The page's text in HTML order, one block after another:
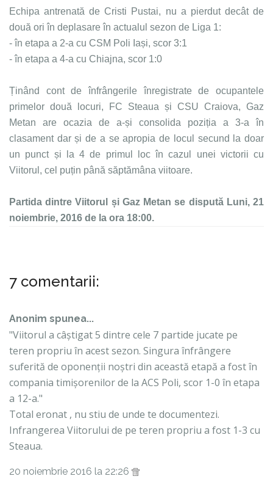
Echipa antrenată de Cristi Pustai, nu a pierdut decât de
două ori în deplasare în actualul sezon de Liga 1:
- în etapa a 2-a cu CSM Poli Iași, scor 3:1
- în etapa a 4-a cu Chiajna, scor 1:0
Ținând cont de înfrângerile înregistrate de ocupantele
primelor două locuri, FC Steaua și CSU Craiova, Gaz
Metan are ocazia de a-și consolida poziția a 3-a în
clasament dar și de a se apropia de locul secund la doar
un punct și la 4 de primul loc în cazul unei victorii cu
Viitorul, cel puțin până săptămâna viitoare.
Partida dintre Viitorul și Gaz Metan se dispută Luni, 21
noiembrie, 2016 de la ora 18:00.
7 comentarii:
Anonim spunea...
"Viitorul a câștigat 5 dintre cele 7 partide jucate pe
teren propriu în acest sezon. Singura înfrângere
suferită de oponenții noștri din această etapă a fost în
compania timișorenilor de la ACS Poli, scor 1-0 în etapa
a 12-a."
Total eronat , nu stiu de unde te documentezi.
Infrangerea Viitorului de pe teren propriu a fost 1-3 cu
Steaua.
20 noiembrie 2016 la 22:26